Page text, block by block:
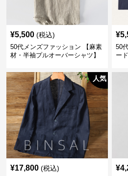
¥5,500 (税込)
50代メンズファッション 【麻素
材・半袖プルオーバーシャツ】
¥
50
ー
人気
¥17,800 (税込) ¥